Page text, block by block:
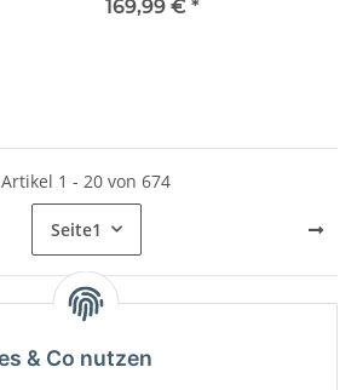
Weihnachtsschätze
169,99 € *
Artikel 1 - 20 von 674
Seite1
& Co nutzen